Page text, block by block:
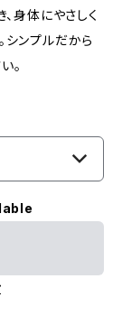
身体にやさしく
シンプルだから
。